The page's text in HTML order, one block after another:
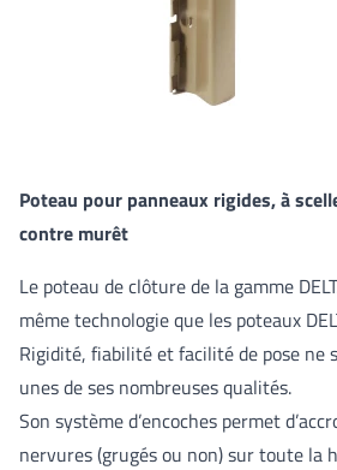
Poteau pour panneaux rigides, à
contre murêt
Le poteau de clôture de la gamme
même technologie que les poteaux
Rigidité, fiabilité et facilité de pose ne
unes de ses nombreuses qualités.
Son système d’encoches permet
nervures (grugés ou non) sur toute la